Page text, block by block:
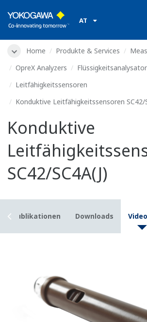
AT
Home Produkte & Services
OpreX Analyzers
Leitfähigkeitssensoren
Konduktive Leitfähigkeitssensoren SC42/
Konduktive
SC42/SC4A(J)
Publikationen Downloads